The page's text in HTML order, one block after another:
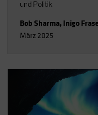
und Politik
Bob Sharma, Inigo
März 2025